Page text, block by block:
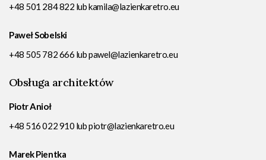
+48 501 284 822 lubkamila@lazienkaretro.eu
Paweł Sobelski
+48 505 782 666 lubpawel@lazienkaretro.eu
Obsługa architektów
Piotr Anioł
+48 516 022 910 lubpiotr@lazienkaretro.eu
Marek Pientka